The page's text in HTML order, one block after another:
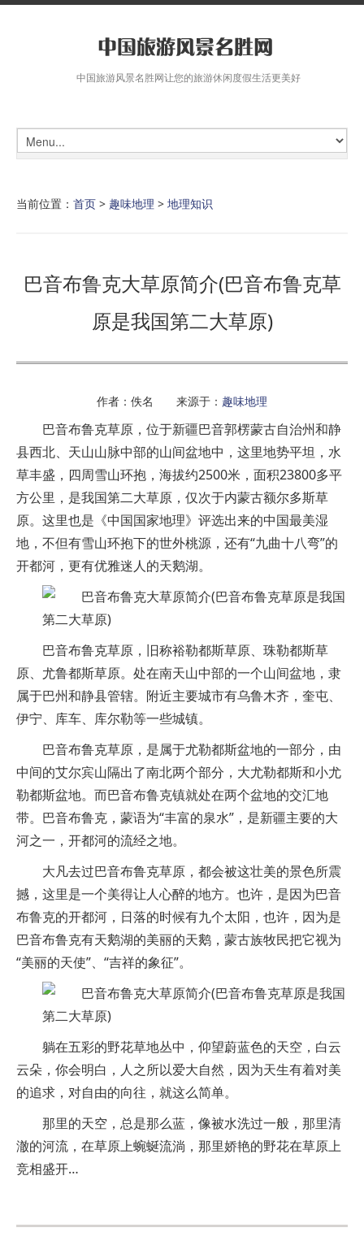
中国旅游风景名胜网让您的旅游休闲度假生活更美好
当前位置： 首页 > 趣味地理 > 地理知识
巴音布鲁克大草原简介(巴音布鲁克草
原是我国第二大草原)
作者：佚名 来源于： 趣味地理
巴音布鲁克草原，位于新疆巴音郭楞蒙古自治州和静
县西北、天山山脉中部的山间盆地中，这里地势平坦，水
草丰盛，四周雪山环抱，海拔约2500米，面积23800多平
方公里，是我国第二大草原，仅次于内蒙古额尔多斯草
原。这里也是《中国国家地理》评选出来的中国最美湿
地，不但有雪山环抱下的世外桃源，还有“九曲十八弯”的
开都河，更有优雅迷人的天鹅湖。
巴音布鲁克草原，旧称裕勒都斯草原、珠勒都斯草
原、尤鲁都斯草原。处在南天山中部的一个山间盆地，隶
属于巴州和静县管辖。附近主要城市有乌鲁木齐，奎屯、
伊宁、库车、库尔勒等一些城镇。
巴音布鲁克草原，是属于尤勒都斯盆地的一部分，由
中间的艾尔宾山隔出了南北两个部分，大尤勒都斯和小尤
勒都斯盆地。而巴音布鲁克镇就处在两个盆地的交汇地
带。巴音布鲁克，蒙语为“丰富的泉水”，是新疆主要的大
河之一，开都河的流经之地。
大凡去过巴音布鲁克草原，都会被这壮美的景色所震
撼，这里是一个美得让人心醉的地方。也许，是因为巴音
布鲁克的开都河，日落的时候有九个太阳，也许，因为是
巴音布鲁克有天鹅湖的美丽的天鹅，蒙古族牧民把它视为
“美丽的天使”、“吉祥的象征”。
躺在五彩的野花草地丛中，仰望蔚蓝色的天空，白云
云朵，你会明白，人之所以爱大自然，因为天生有着对美
的追求，对自由的向往，就这么简单。
那里的天空，总是那么蓝，像被水洗过一般，那里清
澈的河流，在草原上蜿蜒流淌，那里娇艳的野花在草原上
竞相盛开…